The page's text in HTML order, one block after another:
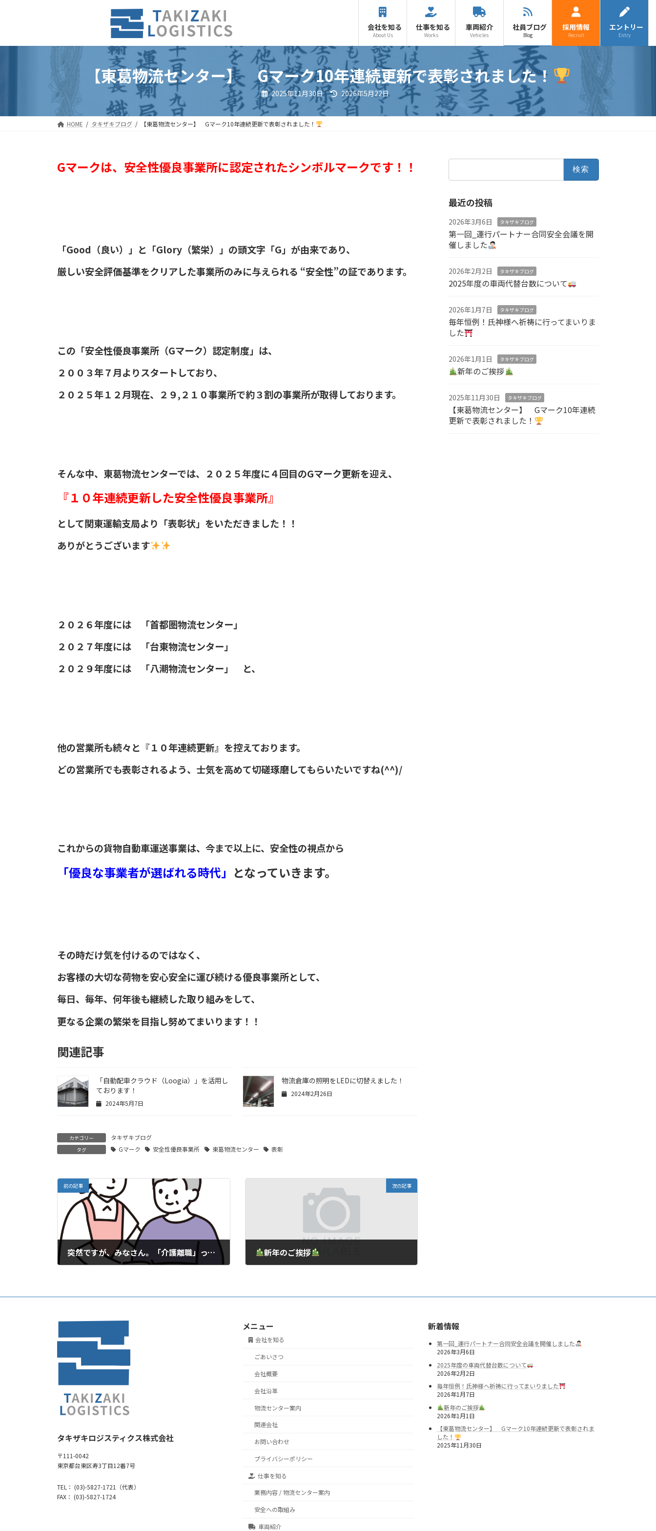
会社を知る
About Us
仕事を知る
Works
車両紹介
Vehicles
社員ブログ
Blog
採用情報
Recruit
エントリー
Entry
【東葛物流センター】 Gマーク10年連続更新で表彰されました！
2025年11月30日 最
終
更
2026年5月22日
HOME タキザキブログ 【東葛物流センター】 Gマーク10年連続更新で表彰されました！
Gマークは、安全性優良事業所に認定されたシンボルマークです！！
「Good（良い）」と「Glory（繁栄）」の頭文字「G」が由来であり、
厳しい安全評価基準をクリアした事業所のみに与えられる “安全性”の証であります。
この「安全性優良事業所（Gマーク）認定制度」は、
２００３年７月よりスタートしており、
２０２５年１２月現在、２９,２１０事業所で約３割の事業所が取得しております。
そんな中、東葛物流センターでは、２０２５年度に４回目のGマーク更新を迎え、
『１０年連続更新した安全性優良事業所』
として関東運輸支局より「表彰状」をいただきました！！
ありがとうございます
２０２６年度には 「首都圏物流センター」
２０２７年度には 「台東物流センター」
２０２９年度には 「八潮物流センター」 と、
他の営業所も続々と『１０年連続更新』を控えております。
どの営業所でも表彰されるよう、士気を高めて切磋琢磨してもらいたいですね(^^)/
これからの貨物自動車運送事業は、今まで以上に、安全性の視点から
「優良な事業者が選ばれる時代」 となっていきます。
その時だけ気を付けるのではなく、
お客様の大切な荷物を安心安全に運び続ける優良事業所として、
毎日、毎年、何年後も継続した取り組みをして、
更なる企業の繁栄を目指し努めてまいります！！
関連記事
「自動配車クラウド（Loogia）」を活用し
ております！
2024年5月7日
物流倉庫の照明をLEDに切替えました！
2024年2月26日
カテゴリー タキザキブログ
タグ Gマーク 安全性優良事業所 東葛物流センター 表彰
前の記事
突然ですが、みなさん。「介護離職」ってワード･･･耳にしませんか？
次の記事
新年のご挨拶
検
最近の投稿
2026年3月6日 タキザキブログ
第一回_運行パートナー合同安全会議を開
催しました
2026年2月2日 タキザキブログ
2025年度の車両代替台数について
2026年1月7日 タキザキブログ
毎年恒例！氏神様へ祈祷に行ってまいりま
した
2026年1月1日 タキザキブログ
新年のご挨拶
2025年11月30日 タキザキブログ
【東葛物流センター】 Gマーク10年連続
更新で表彰されました！
タキザキロジスティクス株式会社
〒111-0042
東京都台東区寿3丁目12番7号
TEL： (03)-5827-1721（代表）
FAX： (03)-5827-1724
メニュー
会社を知る
ごあいさつ
会社概要
会社沿革
物流センター案内
関連会社
お問い合わせ
プライバシーポリシー
仕事を知る
業務内容 / 物流センター案内
安全への取組み
車両紹介
新着情報
第一回_運行パートナー合同安全会議を開催しました
2026年3月6日
2025年度の車両代替台数について
2026年2月2日
毎年恒例！氏神様へ祈祷に行ってまいりました
2026年1月7日
新年のご挨拶
2026年1月1日
【東葛物流センター】 Gマーク10年連続更新で表彰されま
した！
2025年11月30日